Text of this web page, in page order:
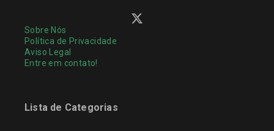
Sobre Nós
Política de Privacidade
Aviso Legal
Entre em contato!
Lista de Categorias